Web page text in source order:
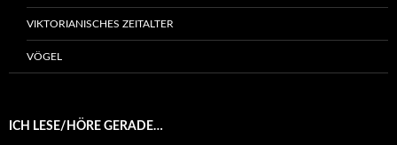
VIKTORIANISCHES ZEITALTER
VÖGEL
ICH LESE/HÖRE GERADE…